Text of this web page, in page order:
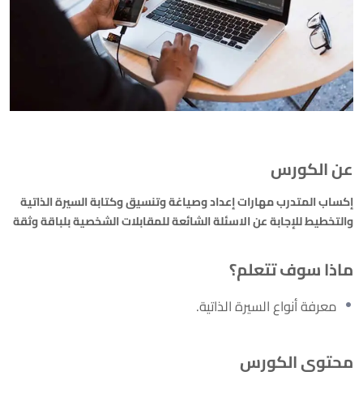
عن الكورس
إكساب المتدرب مهارات إعداد وصياغة وتنسيق وكتابة السيرة الذاتية
والتخطيط للإجابة عن الاسئلة الشائعة للمقابلات الشخصية بلباقة وثقة
ماذا سوف تتعلم؟
معرفة أنواع السيرة الذاتية.
محتوى الكورس